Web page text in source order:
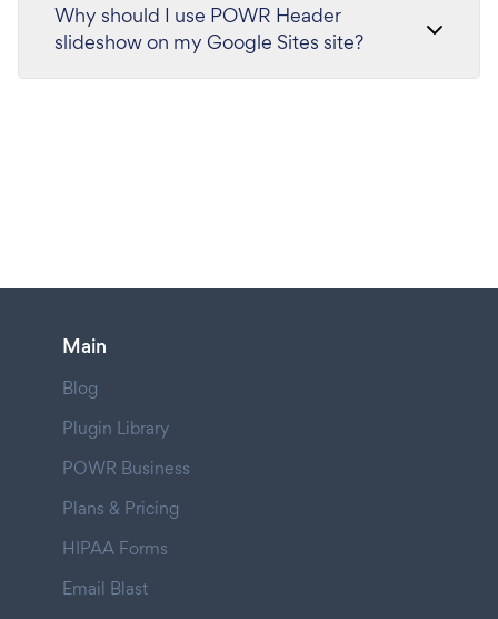
Why should I use POWR Header
slideshow on my Google Sites site?
Main
Blog
Plugin Library
POWR Business
Plans & Pricing
HIPAA Forms
Email Blast